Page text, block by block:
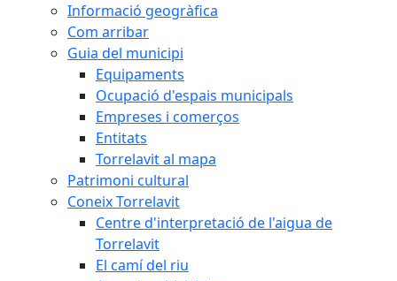
Informació geogràfica
Com arribar
Guia del municipi
Equipaments
Ocupació d'espais municipals
Empreses i comerços
Entitats
Torrelavit al mapa
Patrimoni cultural
Coneix Torrelavit
Centre d'interpretació de l'aigua de
Torrelavit
El camí del riu